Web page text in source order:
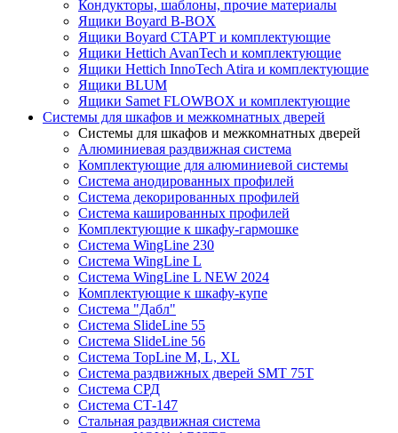
Кондукторы, шаблоны, прочие материалы
Ящики Boyard B-BOX
Ящики Boyard СТАРТ и комплектующие
Ящики Hettich AvanTech и комплектующие
Ящики Hettich InnoTech Atira и комплектующие
Ящики BLUM
Ящики Samet FLOWBOX и комплектующие
Системы для шкафов и межкомнатных дверей
Системы для шкафов и межкомнатных дверей
Алюминиевая раздвижная система
Комплектующие для алюминиевой системы
Система анодированных профилей
Система декорированных профилей
Система кашированных профилей
Комплектующие к шкафу-гармошке
Система WingLine 230
Система WingLine L
Система WingLine L NEW 2024
Комплектующие к шкафу-купе
Система "Дабл"
Система SlideLine 55
Система SlideLine 56
Система TopLine M, L, XL
Система раздвижных дверей SMT 75T
Система СРД
Система СТ-147
Стальная раздвижная система